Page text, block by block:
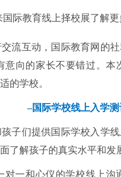
流互动，国际教育网的
意向的家长不要错过。本
的学校。
–国际学校线上入学测
子们提供国际学校入学
了解孩子的真实水平和发
对一和心仪的学校线上沟